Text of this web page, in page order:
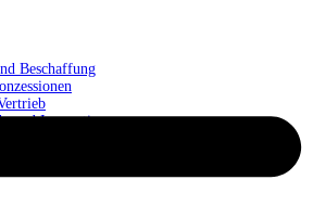
Beschaffung
und Innovation